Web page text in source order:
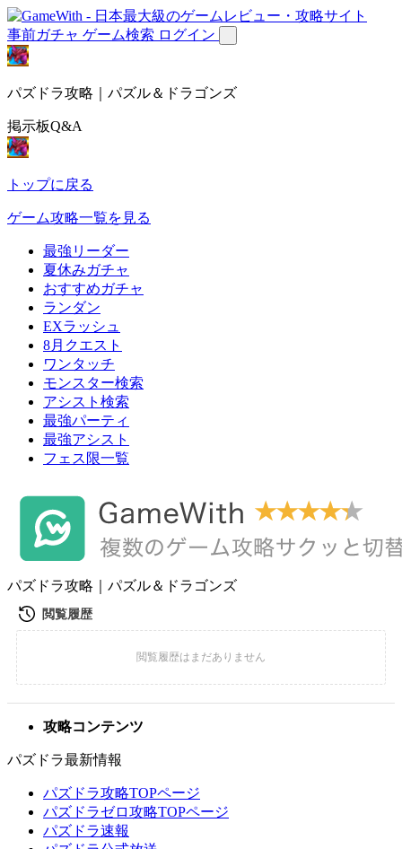
事前ガチャ ゲーム検索 ログイン
パズドラ攻略｜パズル＆ドラゴンズ
掲示板Q&A
トップに戻る
ゲーム攻略一覧を見る
最強リーダー
夏休みガチャ
おすすめガチャ
ランダン
EXラッシュ
8月クエスト
ワンタッチ
モンスター検索
アシスト検索
最強パーティ
最強アシスト
フェス限一覧
パズドラ攻略｜パズル＆ドラゴンズ
攻略コンテンツ
パズドラ最新情報
パズドラ攻略TOPページ
パズドラゼロ攻略TOPページ
パズドラ速報